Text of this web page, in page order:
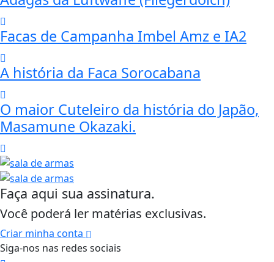
Facas de Campanha Imbel Amz e IA2
A história da Faca Sorocabana
O maior Cuteleiro da história do Japão,
Masamune Okazaki.
Faça aqui sua assinatura.
Você poderá ler matérias exclusivas.
Criar minha conta
Siga-nos nas redes sociais